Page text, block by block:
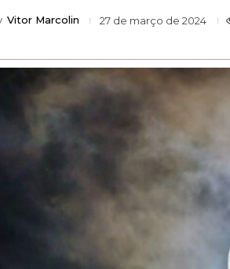
Vitor Marcolin 27 de março de 2024